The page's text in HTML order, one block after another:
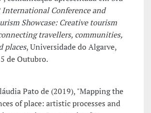
International Conference and
Showcase: Creative tourism
travellers, communities,
places, Universidade do Algarve,
de Outubro.
Pato de (2019), "Mapping the
of place: artistic processes and